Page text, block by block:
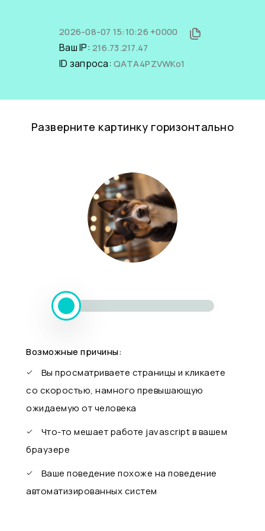
2026-08-07 15:10:26 +0000
Ваш IP: 216.73.217.47
ID запроса: QATA4PZVWKo1
Разверните картинку горизонтально
Возможные причины:
Вы просматриваете страницы и кликаете
со скоростью, намного превышающую
ожидаемую от человека
Что-то мешает работе javascript в вашем
браузере
Ваше поведение похоже на поведение
автоматизированных систем